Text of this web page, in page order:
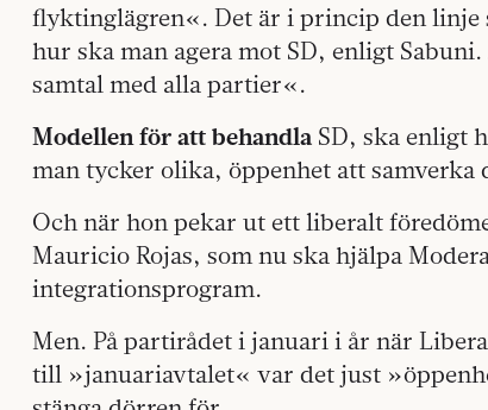
flyktinglägren«. Det är i princip den linje
hur ska man agera mot SD, enligt
samtal med alla partier«.
Modellen för att behandla SD, ska enligt
man tycker olika, öppenhet att
Och när hon pekar ut ett liberalt
Mauricio Rojas, som nu ska hjälpa
integrationsprogram.
Men. På partirådet i januari i år när
till »januariavtalet« var det just